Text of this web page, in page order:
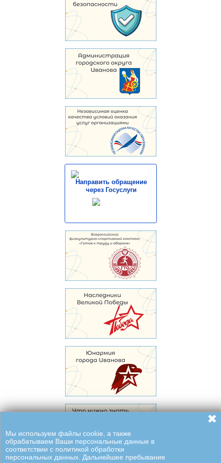
Направить обращение
через Госуслуги
Мы используем файлы cookie, а также
обрабатываем Ваши персональные данные в
соответствии с политикой обработки
персональных данных. Дальнейшее пребывание
✖